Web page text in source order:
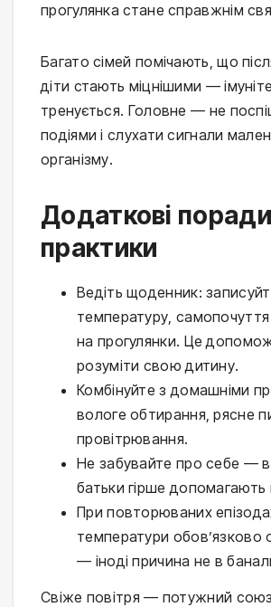
прогулянка стане справжнім
Багато сімей помічають, що
діти стають міцнішими —
тренується. Головне — не
подіями і слухати сигнали
організму.
Додаткові
практики
Ведіть щоденник:
температуру,
на прогулянки. Це
розуміти свою дитину.
Комбінуйте з домашніми
вологе обтирання, рясне
провітрювання.
Не забувайте про себе —
батьки гірше
При повторюваних
температури обов’язково
— іноді причина не в
Свіже повітря — потужний